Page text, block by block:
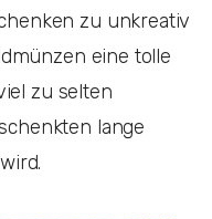
zu unkreativ
eine tolle
zu selten
lange